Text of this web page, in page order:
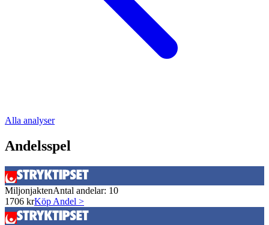
Alla analyser
Andelsspel
MiljonjaktenAntal andelar: 10
1706 krKöp Andel >